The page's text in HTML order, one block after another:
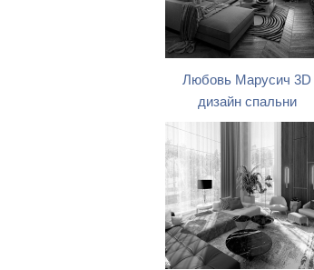
Любовь Марусич 3D
дизайн спальни